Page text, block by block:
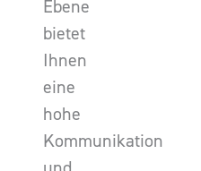
Ebene
bietet
Ihnen
eine
hohe
Kommunikation